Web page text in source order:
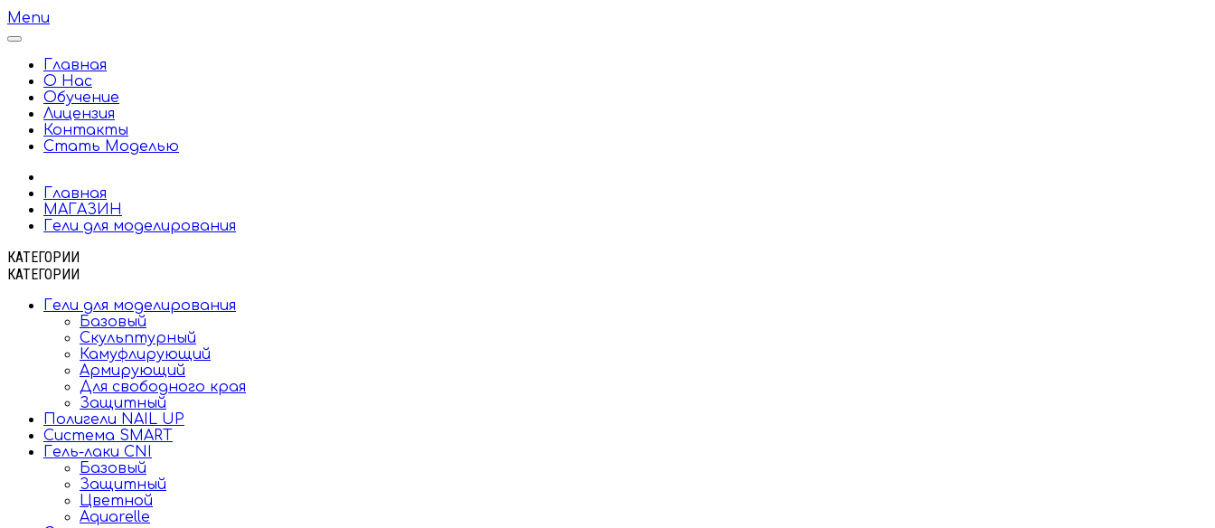
Menu
Главная
О Нас
Обучение
Лицензия
Контакты
Стать Моделью
Главная
МАГАЗИН
Гели для моделирования
КАТЕГОРИИ
КАТЕГОРИИ
Гели для моделирования
Базовый
Скульптурный
Камуфлирующий
Армирующий
Для свободного края
Защитный
Полигели NAIL UP
Система SMART
Гель-лаки CNI
Базовый
Защитный
Цветной
Aquarelle